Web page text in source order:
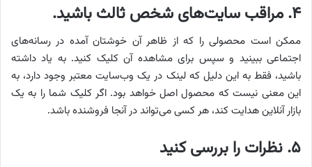
۴. مراقب سایت‌های شخص ثالث باشید.
ممکن است محصولی را که از ظاهر آن خوشتان آمده در رسانه‌های
اجتماعی ببینید و سپس برای مشاهده آن کلیک کنید. به یاد داشته
باشید، فقط به این دلیل که لینک در یک وب‌سایت معتبر وجود دارد، به
این معنی نیست که محصول اصل خواهد بود. اگر کلیک شما را به یک
بازار آنلاین هدایت کند، هر کسی می‌تواند در آنجا فروشنده باشد.
۵. نظرات را بررسی کنید